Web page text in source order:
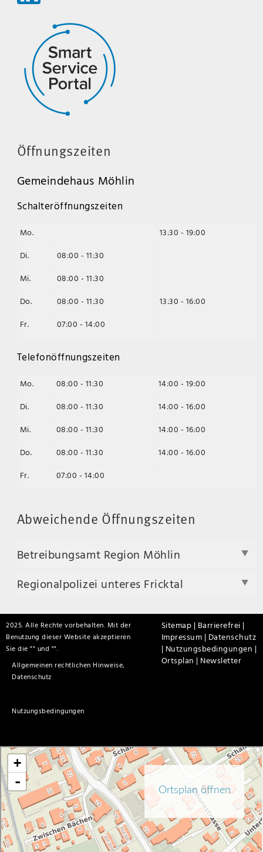
Öffnungszeiten
Gemeindehaus Möhlin
Schalteröffnungszeiten
Mo.
13:30 - 19:00
Di.
08:00 - 11:30
Mi.
08:00 - 11:30
Do.
08:00 - 11:30
13:30 - 16:00
Fr.
07:00 - 14:00
Telefonöffnungszeiten
Mo. 08:00 - 11:30
14:00 - 19:00
Di.
08:00 - 11:30
14:00 - 16:00
Mi.
08:00 - 11:30
14:00 - 16:00
Do.
08:00 - 11:30
14:00 - 16:00
Fr.
07:00 - 14:00
Abweichende Öffnungszeiten
Betreibungsamt Region Möhlin
Regionalpolizei unteres Fricktal
2025. Alle Rechte vorbehalten. Mit der
Benutzung dieser Website akzeptieren
Sie die "
Allgemeinen rechtlichen Hinweise,
Datenschutz
" und "
Nutzungsbedingungen
".
Sitemap | Barrierefrei |
Impressum | Datenschutz
| Nutzungsbedingungen |
Ortsplan | Newsletter